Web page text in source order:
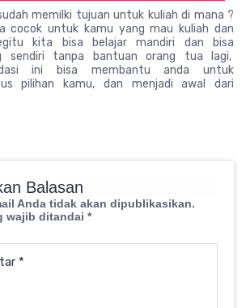
memilki tujuan untuk kuliah di mana ?
cocok untuk kamu yang mau kuliah dan
kita bisa belajar mandiri dan bisa
sendiri tanpa bantuan orang tua lagi,
ini bisa membantu anda untuk
pilihan kamu, dan menjadi awal dari
Balasan
Anda tidak akan dipublikasikan.
wajib ditandai *
*